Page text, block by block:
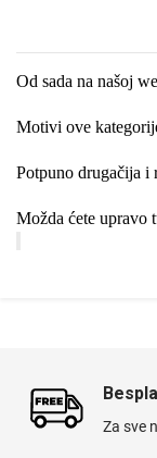
Od sada na našoj
Motivi ove
Potpuno drugačija i
Možda ćete upravo
Za sve
Sleng
Svemirska
Preklopne